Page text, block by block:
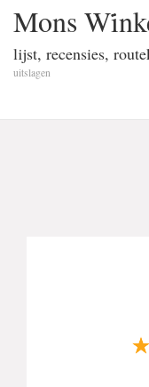
Mons
lijst, recensies,
uitslagen